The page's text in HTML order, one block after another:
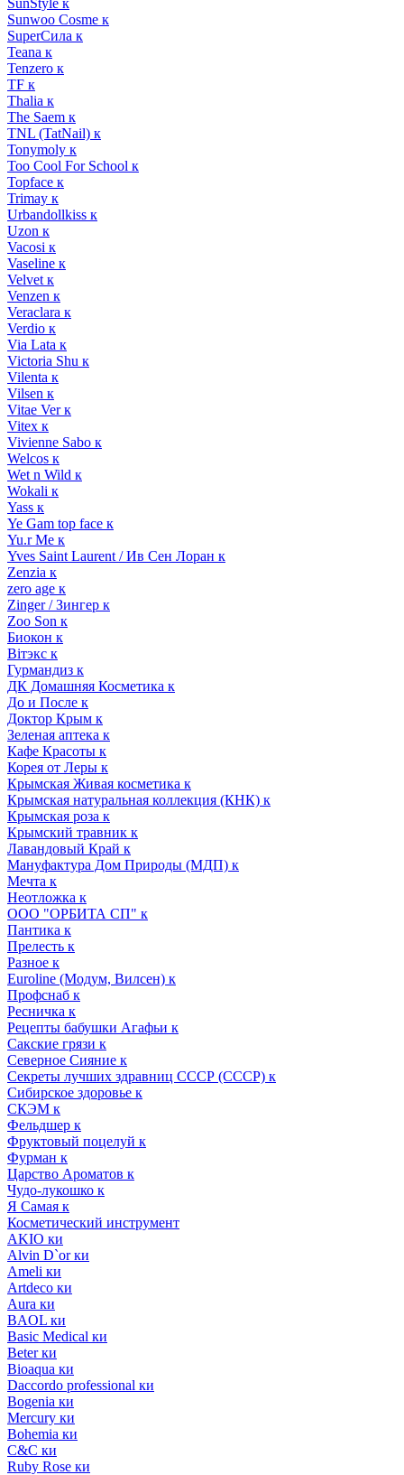
SunStyle к
Sunwoo Cosme к
SuperСила к
Teana к
Tenzero к
TF к
Thalia к
The Saem к
TNL (TatNail) к
Tonymoly к
Too Cool For School к
Topface к
Trimay к
Urbandollkiss к
Uzon к
Vacosi к
Vaseline к
Velvet к
Venzen к
Veraclara к
Verdio к
Via Lata к
Victoria Shu к
Vilenta к
Vilsen к
Vitae Ver к
Vitex к
Vivienne Sabo к
Welcos к
Wet n Wild к
Wokali к
Yass к
Ye Gam top face к
Yu.r Me к
Yves Saint Laurent / Ив Сен Лоран к
Zenzia к
zero age к
Zinger / Зингер к
Zoo Son к
Биокон к
Вiтэкс к
Гурмандиз к
ДК Домашняя Косметика к
До и После к
Доктор Крым к
Зеленая аптека к
Кафе Красоты к
Корея от Леры к
Крымская Живая косметика к
Крымская натуральная коллекция (КНК) к
Крымская роза к
Крымский травник к
Лавандовый Край к
Мануфактура Дом Природы (МДП) к
Мечта к
Неотложка к
ООО "ОРБИТА СП" к
Пантика к
Прелесть к
Разное к
Euroline (Модум, Вилсен) к
Профснаб к
Ресничка к
Рецепты бабушки Агафьи к
Сакские грязи к
Северное Сияние к
Секреты лучших здравниц СССР (СССР) к
Сибирское здоровье к
СКЭМ к
Фельдшер к
Фруктовый поцелуй к
Фурман к
Царство Ароматов к
Чудо-лукошко к
Я Самая к
Косметический инструмент
AKIO ки
Alvin D`or ки
Ameli ки
Artdeco ки
Aura ки
BAOL ки
Basic Medical ки
Beter ки
Bioaqua ки
Daccordo professional ки
Bogenia ки
Mercury ки
Bohemia ки
C&C ки
Ruby Rose ки